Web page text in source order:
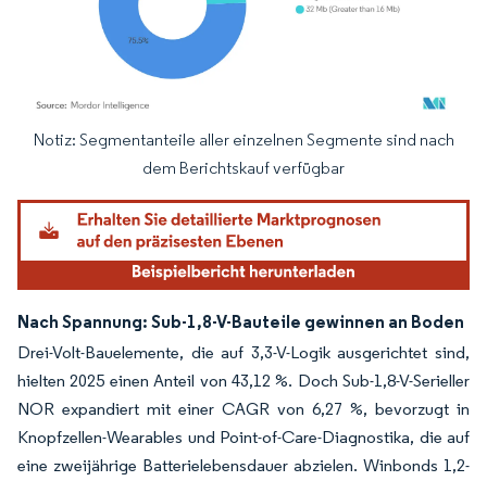
Bild © Mordor Intelligence. Wiederverwendung erfordert Namensnennung
Notiz: Segmentanteile aller einzelnen Segmente sind nach
dem Berichtskauf verfügbar
Nach Spannung: Sub-1,8-V-Bauteile gewinnen an Boden
Drei-Volt-Bauelemente, die auf 3,3-V-Logik ausgerichtet sind,
hielten 2025 einen Anteil von 43,12 %. Doch Sub-1,8-V-Serieller
NOR expandiert mit einer CAGR von 6,27 %, bevorzugt in
Knopfzellen-Wearables und Point-of-Care-Diagnostika, die auf
eine zweijährige Batterielebensdauer abzielen. Winbonds 1,2-